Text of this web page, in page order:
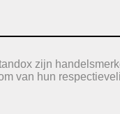
zijn
van hun